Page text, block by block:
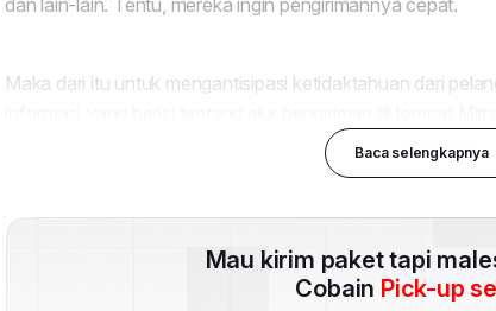
Baca selengkapnya
Mau kirim paket tapi
Cobain Pick-up